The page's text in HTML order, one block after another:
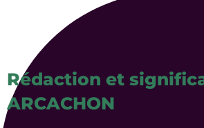
Rédaction et
ARCACHON